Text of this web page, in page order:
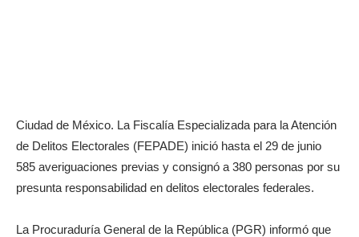
Ciudad de México. La Fiscalía Especializada para la Atención
de Delitos Electorales (FEPADE) inició hasta el 29 de junio
585 averiguaciones previas y consignó a 380 personas por su
presunta responsabilidad en delitos electorales federales.
La Procuraduría General de la República (PGR) informó que